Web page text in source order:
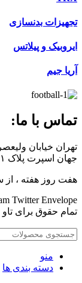
تجهیزات بدنسازی
ایروبیک و پیلاتس
آریا جیم
تماس با ما:
تهران خیابان
جهان اسپرت پلاک ۱
هفت روز هفته ، از ساعت 9 صبح الی 9 شب
Twitter Envelope
تمام حقوق برای
منو
دسته بندی ها